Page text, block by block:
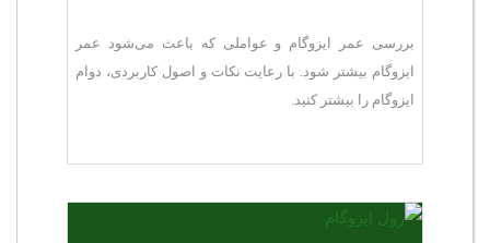
بررسی عمر ایزوگام و عواملی که باعث می‌شود عمر
ایزوگام بیشتر شود. با رعایت نکات و اصول کاربردی، دوام
ایزوگام را بیشتر کنید.